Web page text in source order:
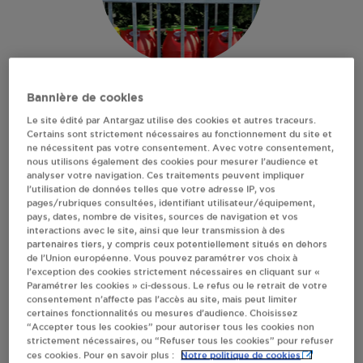
CARREFOUR MARKET -
SARL DODEDIS DEOLS
ZAC DU GRAND DEOLS
AVENUE GUSTAVE EIFFEL
36130DEOLS
Revendeur de bouteilles de gaz
S'Y RENDRE
AFFICHER LE TÉLÉPHONE
RECEVOIR LES COORDONNÉES DU REVENDEUR
Bannière de cookies
Le site édité par Antargaz utilise des cookies et autres traceurs.
Certains sont strictement nécessaires au fonctionnement du site et
ne nécessitent pas votre consentement. Avec votre consentement,
nous utilisons également des cookies pour mesurer l’audience et
analyser votre navigation. Ces traitements peuvent impliquer
l’utilisation de données telles que votre adresse IP, vos
pages/rubriques consultées, identifiant utilisateur/équipement,
pays, dates, nombre de visites, sources de navigation et vos
interactions avec le site, ainsi que leur transmission à des
partenaires tiers, y compris ceux potentiellement situés en dehors
de l’Union européenne. Vous pouvez paramétrer vos choix à
l’exception des cookies strictement nécessaires en cliquant sur «
Paramétrer les cookies » ci-dessous. Le refus ou le retrait de votre
consentement n’affecte pas l’accès au site, mais peut limiter
certaines fonctionnalités ou mesures d’audience. Choisissez
“Accepter tous les cookies” pour autoriser tous les cookies non
strictement nécessaires, ou “Refuser tous les cookies” pour refuser
ces cookies. Pour en savoir plus :
Notre politique de cookies